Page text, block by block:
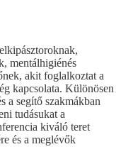
mentálhigiénés
akit foglalkoztat a
kapcsolata. Különösen
a segítő szakmákban
tudásukat a
kiváló teret
és a meglévők